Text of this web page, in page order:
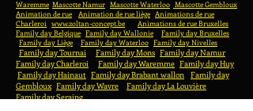
Waremme Mascotte Namur Mascotte Waterloo Mascotte Gembloux
Animation de rue
Animation de rue liège Animations de rue
Charleroi www.zoltan-concept.be
Animations de rue Bruxelles
Family day Belgique Family day Wallonie
Family day Bruxelles
Family day Liège
Family day Waterloo Family day Nivelles
Family day Tournai Family day Mons Family day Namur
Family day Charleroi
Family day Waremme Family day Huy
Family day Hainaut Family day Brabant wallon Family day
Gembloux Family day Wavre
Family day La Louvière
Family day Seraing